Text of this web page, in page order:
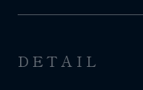
DETAIL